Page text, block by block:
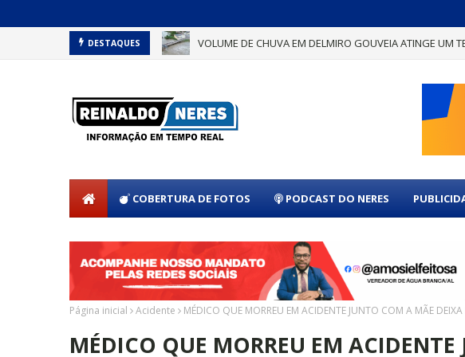
DESTAQUES VOLUME DE CHUVA EM DELMIRO GOUVEIA ATINGE UM
COBERTURA DE FOTOS PODCAST DO NERES
Página inicial Acidente MÉDICO QUE MORREU EM ACIDENTE JUNTO COM A MÃE
MÉDICO QUE MORREU EM